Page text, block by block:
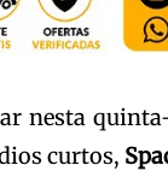
nesta
curtos,